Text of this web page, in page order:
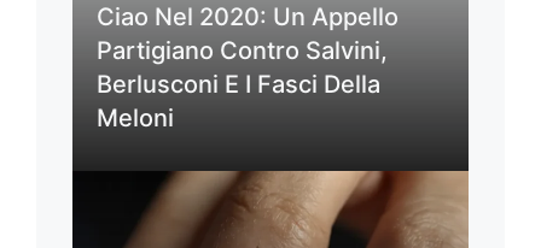
Ciao Nel 2020: Un Appello
Partigiano Contro Salvini,
Berlusconi E I Fasci Della
Meloni